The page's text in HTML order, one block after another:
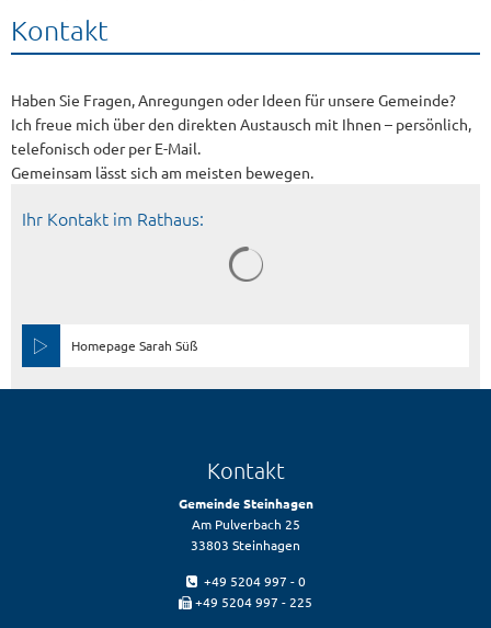
Kontakt
Haben Sie Fragen, Anregungen oder Ideen für unsere Gemeinde?
Ich freue mich über den direkten Austausch mit Ihnen – persönlich,
telefonisch oder per E-Mail.
Gemeinsam lässt sich am meisten bewegen.
Ihr Kontakt im Rathaus:
Homepage Sarah Süß
Kontakt
Gemeinde Steinhagen
Am Pulverbach 25
33803 Steinhagen
+49 5204 997 - 0
+49 5204 997 - 225